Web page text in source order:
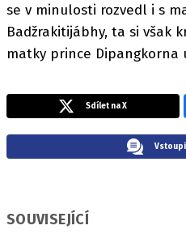
se v minulosti rozvedl i s
Badžrakitijábhy, ta si však
matky prince Dipangkorna
Sdílet na X
SOUVISEJÍCÍ